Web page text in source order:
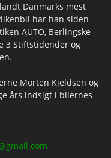
Danmarks mest
har han siden
AUTO, Berlingske
3 Stiftstidender og
Morten Kjeldsen og
års indsigt i bilernes